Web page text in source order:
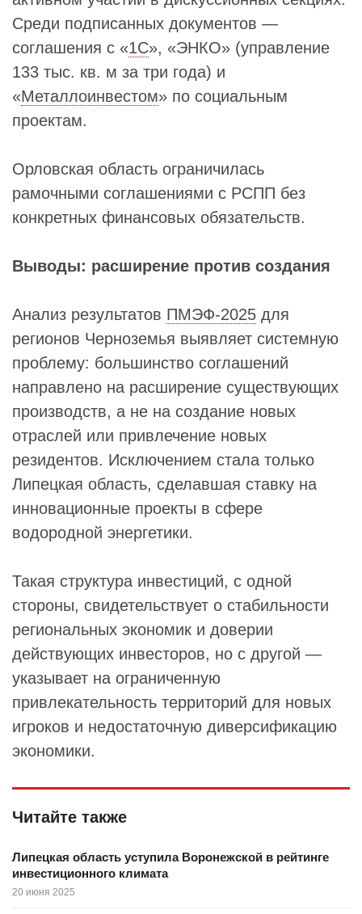
Среди подписанных документов —
соглашения с «1С», «ЭНКО» (управление
133 тыс. кв. м за три года) и
«Металлоинвестом» по социальным
проектам.
Орловская область ограничилась
рамочными соглашениями с РСПП без
конкретных финансовых обязательств.
Выводы: расширение против создания
Анализ результатов ПМЭФ-2025 для
регионов Черноземья выявляет системную
проблему: большинство соглашений
направлено на расширение существующих
производств, а не на создание новых
отраслей или привлечение новых
резидентов. Исключением стала только
Липецкая область, сделавшая ставку на
инновационные проекты в сфере
водородной энергетики.
Такая структура инвестиций, с одной
стороны, свидетельствует о стабильности
региональных экономик и доверии
действующих инвесторов, но с другой —
указывает на ограниченную
привлекательность территорий для новых
игроков и недостаточную диверсификацию
экономики.
Читайте также
Липецкая область уступила Воронежской в рейтинге
инвестиционного климата
20 июня 2025